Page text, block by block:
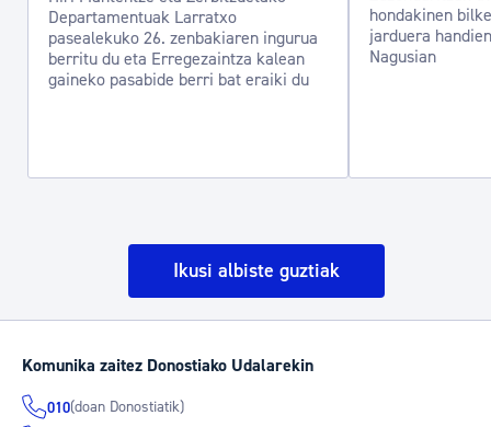
Departamentuak Larratxo
pasealekuko 26. zenbakiaren ingurua
berritu du eta Erregezaintza kalean
gaineko pasabide berri bat eraiki du
hondakinen
jarduera
Nagusian
Ikusi albiste guztiak
Komunika zaitez Donostiako Udalarekin
010(doan Donostiatik)